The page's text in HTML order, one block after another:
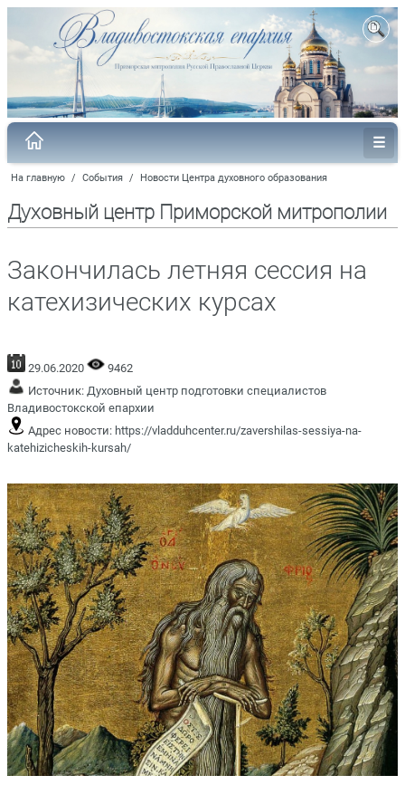
На главную / События / Новости Центра духовного образования
Духовный центр Приморской митрополии
Закончилась летняя сессия на
катехизических курсах
29.06.2020
9462
Источник: Духовный центр подготовки специалистов
Владивостокской епархии
Адрес новости: https://vladduhcenter.ru/zavershilas-sessiya-na-
katehizicheskih-kursah/